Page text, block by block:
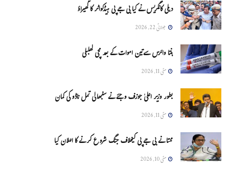
دہلی کانگریس نے کیا بی جے پی ہیڈکواٹر کا گھیراؤ
جولائی 22, 2026
ہنتا وائرس سےتین اموات کے بعد مچی کھلبلی
مئی 11, 2026
بطور وزیر اعلیٰ جوزف وجئے نے سنبھالی تمل ناڈو کی کمان
مئی 11, 2026
ممتا نے بی جے پی کیخلاف جنگ شروع کرنے کا اعلان کیا
مئی 10, 2026